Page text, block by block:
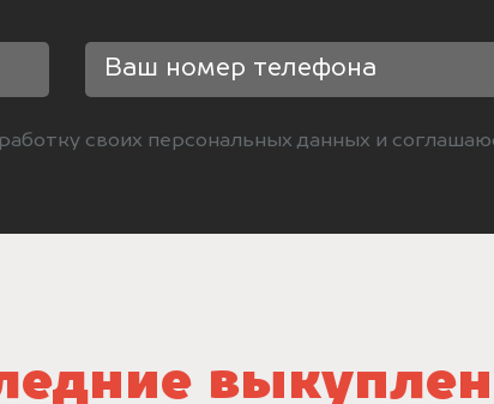
своих персональных данных и